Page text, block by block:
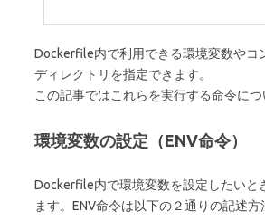
Dockerfile内で利用できる環境変数やコ
ディレクトリを指定できます。
この記事ではこれらを実行する命令につ
環境変数の設定（ENV命令）
Dockerfile内で環境変数を設定したいと
ます。ENV命令は以下の２通りの記述方